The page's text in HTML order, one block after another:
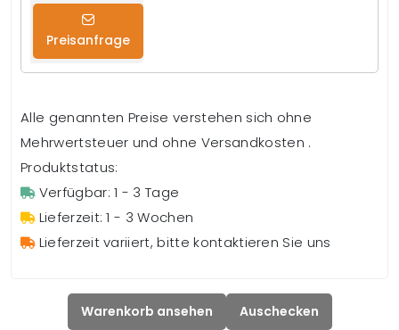
Preisanfrage
Alle genannten Preise verstehen sich ohne
Mehrwertsteuer und ohne Versandkosten .
Produktstatus:
Verfügbar: 1 - 3 Tage
Lieferzeit: 1 - 3 Wochen
Lieferzeit variiert, bitte kontaktieren Sie uns
Warenkorb ansehen Auschecken